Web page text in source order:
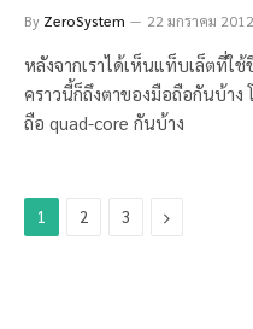
By ZeroSystem 22 มกราคม 2012
หลังจากเราได้เห็นแท็บเล็ตที่ใ
คราวนี้ก็ถึงตาของมือถือกันบ้าง
ถือ quad-core กันบ้าง
1 2 3 Next